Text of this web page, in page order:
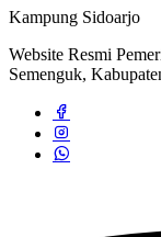
Kampung Sidoarjo
Website Resmi
Semenguk,